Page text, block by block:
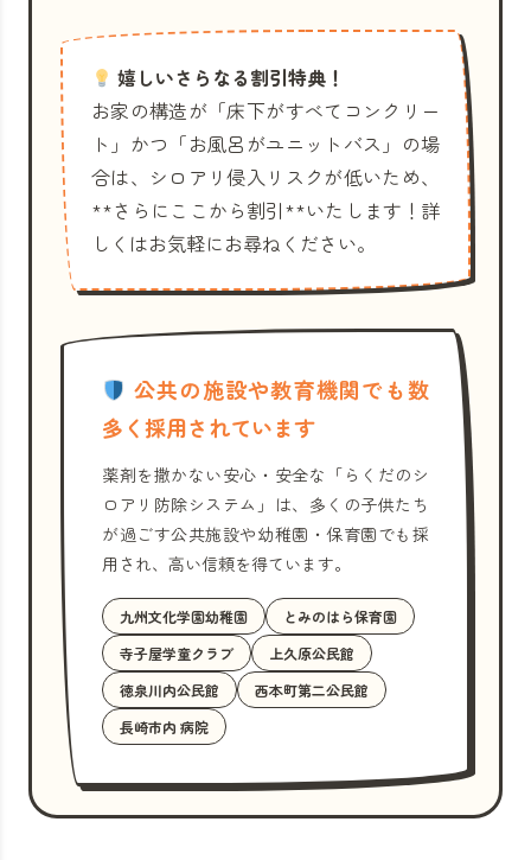
嬉しいさらなる割引特典！
お家の構造が「床下がすべてコンクリー
ト」かつ「お風呂がユニットバス」の場
合は、シロアリ侵入リスクが低いため、
**さらにここから割引**いたします！詳
しくはお気軽にお尋ねください。
公共の施設や教育機関でも数
多く採用されています
薬剤を撒かない安心・安全な「らくだのシ
ロアリ防除システム」は、多くの子供たち
が過ごす公共施設や幼稚園・保育園でも採
用され、高い信頼を得ています。
九州文化学園幼稚園
とみのはら保育園
寺子屋学童クラブ
上久原公民館
徳泉川内公民館
西本町第二公民館
長崎市内 病院